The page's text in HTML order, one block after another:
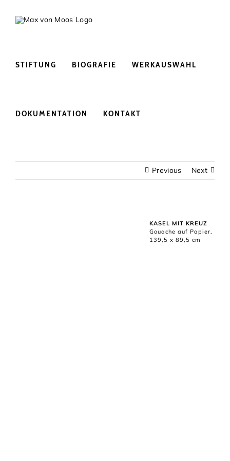
STIFTUNG BIOGRAFIE WERKAUSWAHL
DOKUMENTATION KONTAKT
Previous Next
KASEL MIT KREUZ
Gouache auf Papier,
139,5 x 89,5 cm